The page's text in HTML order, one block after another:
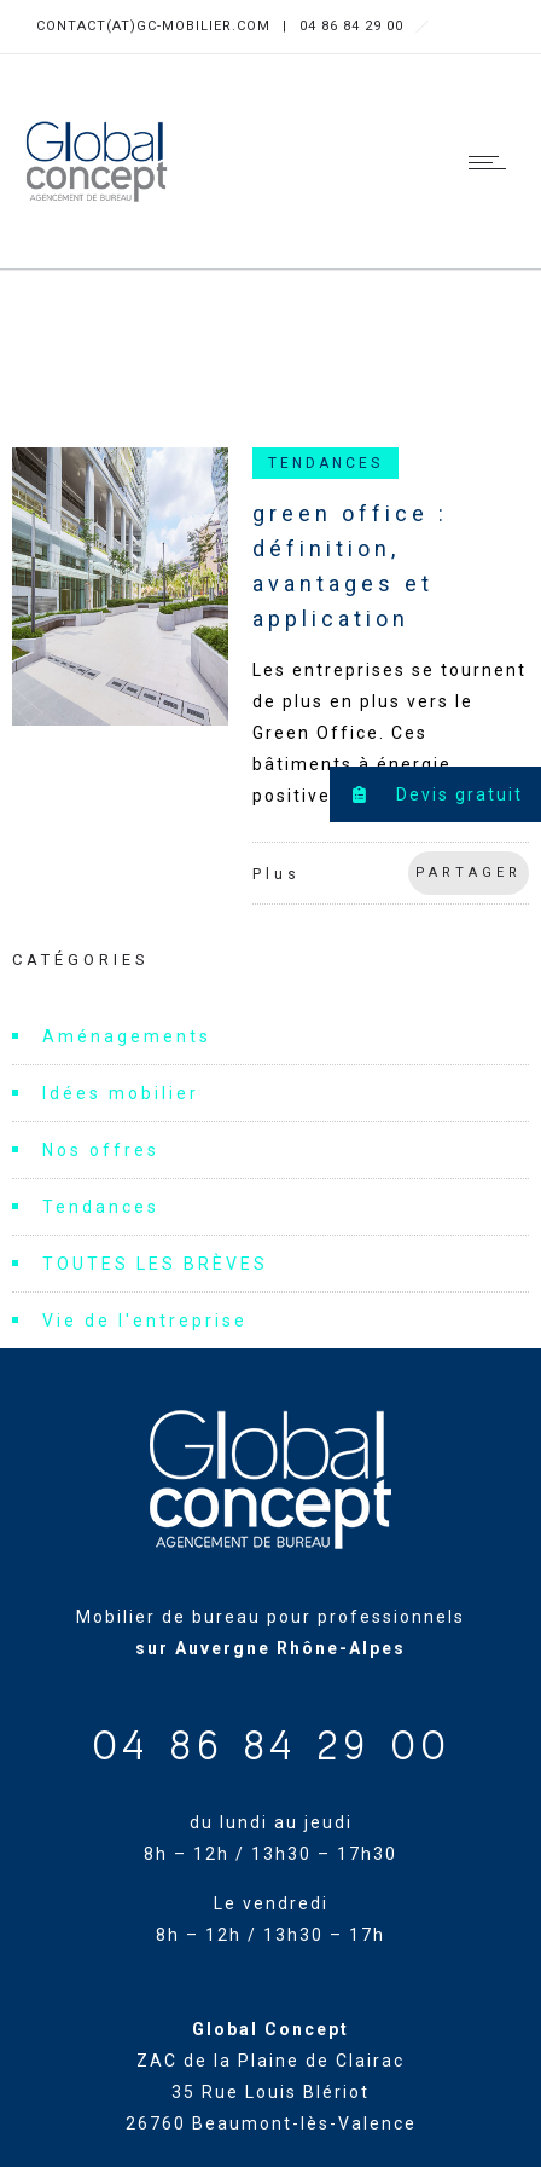
CONTACT(AT)GC-MOBILIER.COM | 04 86 84 29 00
TENDANCES
green office :
définition,
avantages et
application
Les entreprises se tournent
de plus en plus vers le
Green Office. Ces
bâtiments à énergie
positive sont-ils le futur ?
Plus PARTAGER
CATÉGORIES
Aménagements
Idées mobilier
Nos offres
Tendances
TOUTES LES BRÈVES
Vie de l'entreprise
Mobilier de bureau pour professionnels
sur Auvergne Rhône-Alpes
04 86 84 29 00
du lundi au jeudi
8h – 12h / 13h30 – 17h30
Le vendredi
8h – 12h / 13h30 – 17h
Global Concept
ZAC de la Plaine de Clairac
35 Rue Louis Blériot
26760 Beaumont-lès-Valence
Devis gratuit